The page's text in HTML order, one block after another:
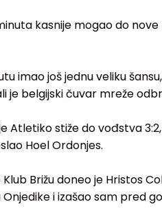
kasnije mogao do
imao još jednu veliku
je belgijski čuvar mreže
Atletiko stiže do vođstva
Hoel Ordonjes.
Brižu doneo je Hristos
i izašao sam pred